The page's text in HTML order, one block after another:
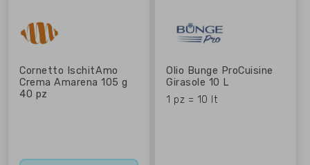
Cornetto IschitAmo
Crema Amarena 105 g
40 pz
Olio Bunge ProCuisine
Girasole 10 L
1 pz = 10 lt